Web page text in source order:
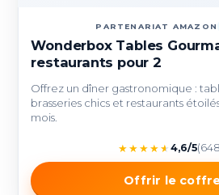
PARTENARIAT AMAZON
Wonderbox Tables
restaurants pour 2
Offrez un dîner gastronomique :
brasseries chics et restaurants
mois.
★★★★★ 4,6/5
Offrir le